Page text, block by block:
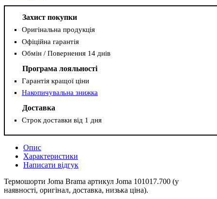
Захист покупки
Оригінальна продукція
Офіційна гарантія
Обмін / Повернення 14 днів
Програма лояльності
Гарантія кращої ціни
Накопичувальна знижка
Доставка
Строк доставки від 1 дня
Опис
Характеристики
Написати відгук
Термошорти Joma Brama артикул Joma 101017.700 (у
наявності, оригінал, доставка, низька ціна).